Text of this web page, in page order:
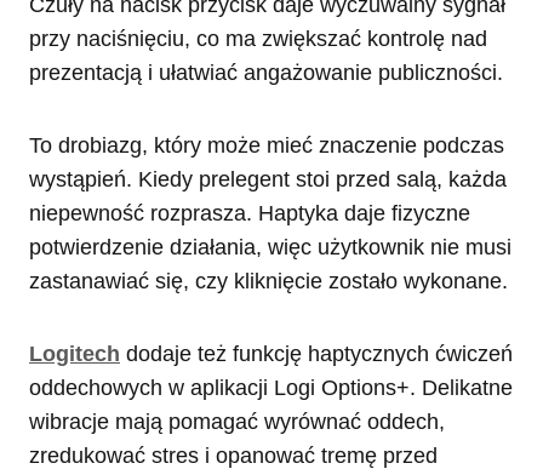
przy naciśnięciu, co ma zwiększać kontrolę nad
prezentacją i ułatwiać angażowanie publiczności.
To drobiazg, który może mieć znaczenie podczas
wystąpień. Kiedy prelegent stoi przed salą, każda
niepewność rozprasza. Haptyka daje fizyczne
potwierdzenie działania, więc użytkownik nie musi
zastanawiać się, czy kliknięcie zostało wykonane.
Logitech dodaje też funkcję haptycznych ćwiczeń
oddechowych w aplikacji Logi Options+. Delikatne
wibracje mają pomagać wyrównać oddech,
zredukować stres i opanować tremę przed